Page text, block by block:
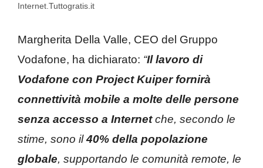
Internet.Tuttogratis.it
Margherita Della Valle, CEO del Gruppo
Vodafone, ha dichiarato: “Il lavoro di
Vodafone con Project Kuiper fornirà
connettività mobile a molte delle persone
senza accesso a Internetche, secondo le
stime, sono il40% della popolazione
globale, supportando le comunità remote, le